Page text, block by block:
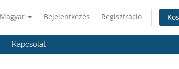
Magyar Bejelentkezés Regisztráció
Kapcsolat